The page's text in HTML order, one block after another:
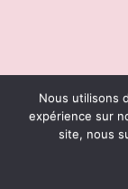
Nous utilisons
expérience sur
site, nous